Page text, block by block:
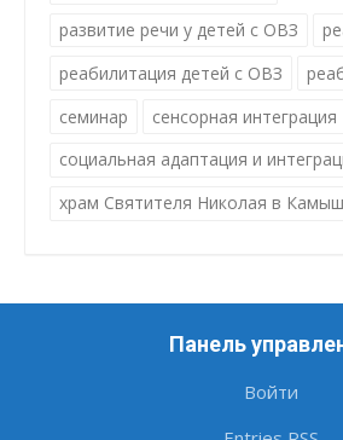
развитие речи у детей с ОВЗ
реабилитация детей с ОВЗ
семинар
сенсорная интеграция
социальная адаптация и
храм Святителя Николая в
Панель
Войти